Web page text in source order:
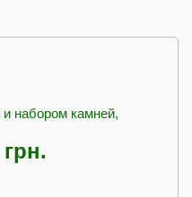
и набором камней,